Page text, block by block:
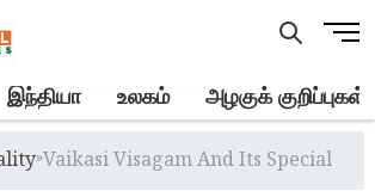
M
u
u
இந்தியா உலகம் அழகுக் குறிப்புகள்
»Vaikasi Visagam And Its Special